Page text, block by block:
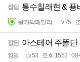
잡담 통수칠래현 & 푱
왈가닥패밀리 Lv.75
잡담 아스테어 주똘단
킹덤 Lv.53 조회 1552